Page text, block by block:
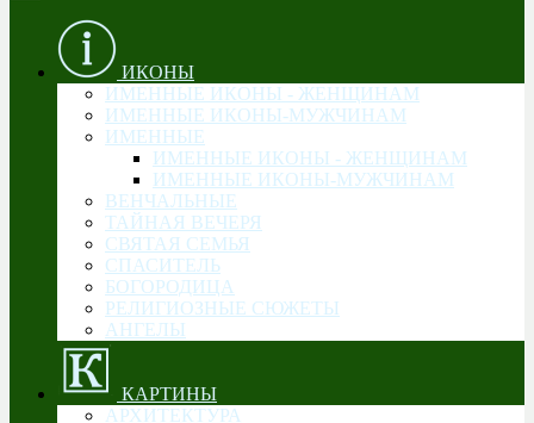
ИКОНЫ
ИМЕННЫЕ ИКОНЫ - ЖЕНЩИНАМ
ИМЕННЫЕ ИКОНЫ-МУЖЧИНАМ
ИМЕННЫЕ
ИМЕННЫЕ ИКОНЫ - ЖЕНЩИНАМ
ИМЕННЫЕ ИКОНЫ-МУЖЧИНАМ
ВЕНЧАЛЬНЫЕ
ТАЙНАЯ ВЕЧЕРЯ
СВЯТАЯ СЕМЬЯ
CПАСИТЕЛЬ
БОГОРОДИЦА
РЕЛИГИОЗНЫЕ СЮЖЕТЫ
АНГЕЛЫ
КАРТИНЫ
АРХИТЕКТУРА